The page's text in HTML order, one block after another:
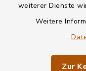
weiterer Dienste
Weitere
Zur